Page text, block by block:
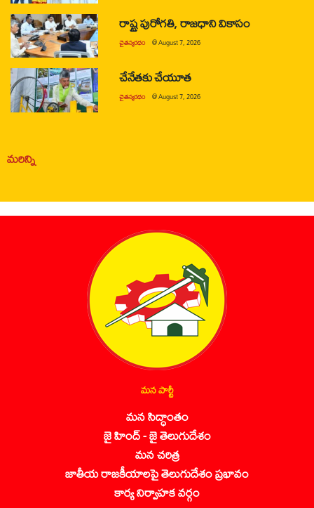
రాష్ట్ర పురోగతి, రాజధాని వికాసం
చైతన్యరధం @August 7, 2026
చేనేతకు చేయూత
చైతన్యరధం @August 7, 2026
మరిన్ని
మన పార్టీ
మన సిద్ధాంతం
జై హింద్ - జై తెలుగుదేశం
మన చరిత్ర
జాతీయ రాజకీయాలపై తెలుగుదేశం ప్రభావం
కార్య నిర్వాహక వర్గం